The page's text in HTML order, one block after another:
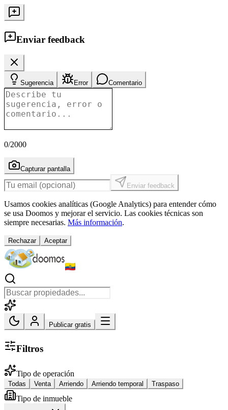
Enviar feedback
Sugerencia Error Comentario
0/2000
Capturar pantalla
Enviar feedback
Usamos cookies analíticas (Google Analytics) para entender cómo
se usa Doomos y mejorar el servicio. Las cookies técnicas son
siempre necesarias. Más información.
Rechazar Aceptar
Publicar gratis
Filtros
Tipo de operación
Todas Venta Arriendo Arriendo temporal Traspaso
Tipo de inmueble